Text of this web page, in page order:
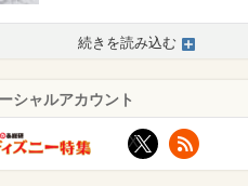
続きを読み込む
シャルアカウント
X